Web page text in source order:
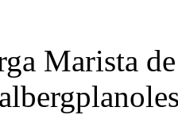
Marista